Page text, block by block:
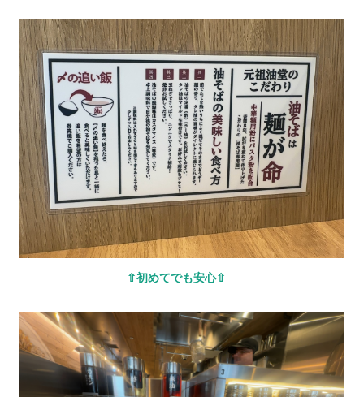
⇧初めてでも安心⇧